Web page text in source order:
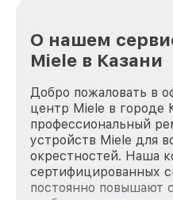
О нашем
Miele в Казани
Добро пожаловать в
центр Miele в городе
профессиональный
устройств Miele для
окрестностей. Наша
сертифицированных
постоянно повышают